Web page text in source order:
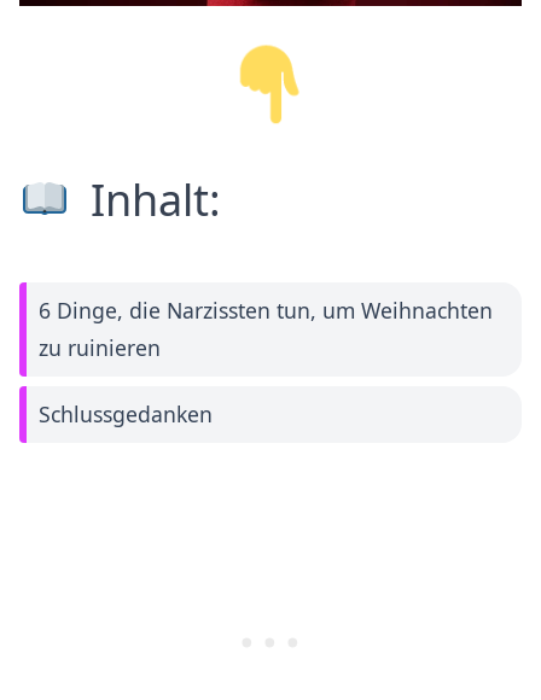
Inhalt:
6 Dinge, die Narzissten tun, um Weihnachten
zu ruinieren
Schlussgedanken